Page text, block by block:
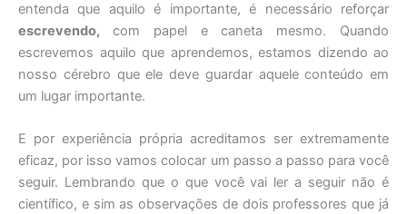
entenda que aquilo é importante, é necessário reforçar
escrevendo, com papel e caneta mesmo. Quando
escrevemos aquilo que aprendemos, estamos dizendo ao
nosso cérebro que ele deve guardar aquele conteúdo em
um lugar importante.
E por experiência própria acreditamos ser extremamente
eficaz, por isso vamos colocar um passo a passo para você
seguir. Lembrando que o que você vai ler a seguir não é
científico, e sim as observações de dois professores que já